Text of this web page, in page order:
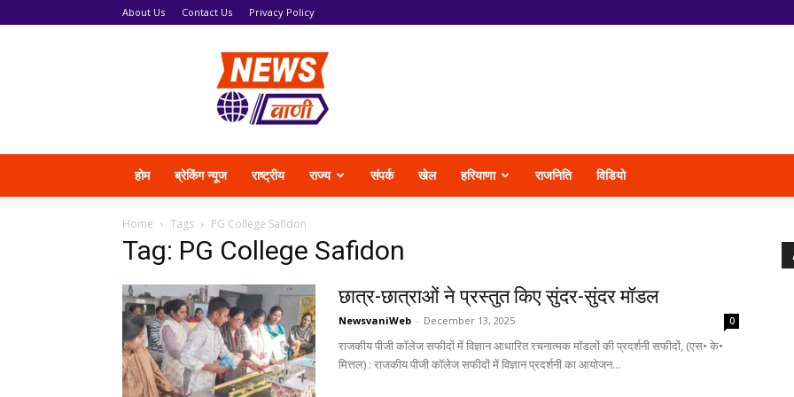
About Us Contact Us Privacy Policy
News
Vani
होम ब्रेकिंग न्यूज राष्ट्रीय राज्य संपर्क खेल हरियाणा राजनिति विडियो
Home Tags PG College Safidon
Tag: PG College Safidon
छात्र-छात्राओं ने प्रस्तुत किए सुंदर-सुंदर मॉडल
NewsvaniWeb - December 13, 2025 0
राजकीय पीजी कॉलेज सफीदों में विज्ञान आधारित रचनात्मक मॉडलों की प्रदर्शनी सफीदों, (एस• के•
मित्तल) : राजकीय पीजी कॉलेज सफीदों में विज्ञान प्रदर्शनी का आयोजन...